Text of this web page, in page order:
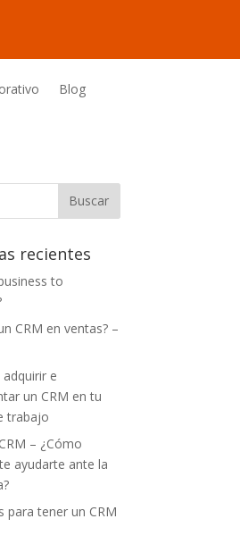
Blog
recientes
to
CRM en ventas? –
e
un CRM en tu
trabajo
– ¿Cómo
ayudarte ante la
para tener un CRM